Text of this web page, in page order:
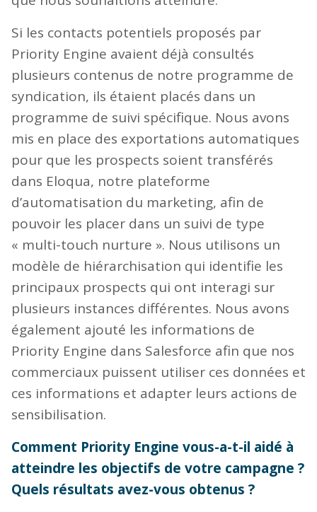
Si les contacts potentiels proposés par
Priority Engine avaient déjà consultés
plusieurs contenus de notre programme de
syndication, ils étaient placés dans un
programme de suivi spécifique. Nous avons
mis en place des exportations automatiques
pour que les prospects soient transférés
dans Eloqua, notre plateforme
d’automatisation du marketing, afin de
pouvoir les placer dans un suivi de type
« multi-touch nurture ». Nous utilisons un
modèle de hiérarchisation qui identifie les
principaux prospects qui ont interagi sur
plusieurs instances différentes. Nous avons
également ajouté les informations de
Priority Engine dans Salesforce afin que nos
commerciaux puissent utiliser ces données et
ces informations et adapter leurs actions de
sensibilisation.
Comment Priority Engine vous-a-t-il aidé à
atteindre les objectifs de votre campagne ?
Quels résultats avez-vous obtenus ?